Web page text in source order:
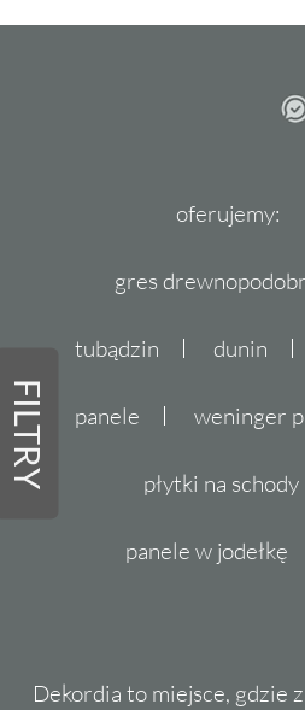
FILTRY
oferujemy:
gres
tubądzin dunin
panele weninger
płytki na schody
panele w jodełkę
Dekordia to miejsce, gdzie